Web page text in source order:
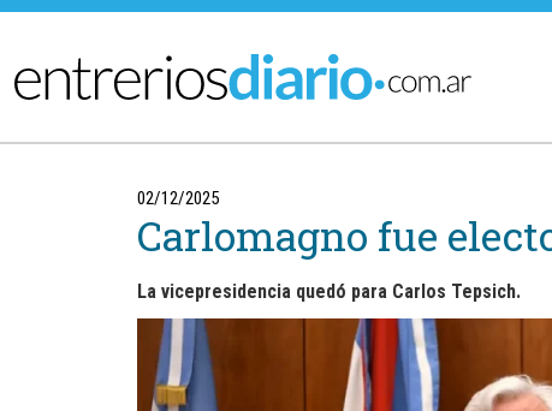
Ir al menú principal
02/12/2025
Carlomagno fue
La vicepresidencia quedó para Carlos Tepsich.